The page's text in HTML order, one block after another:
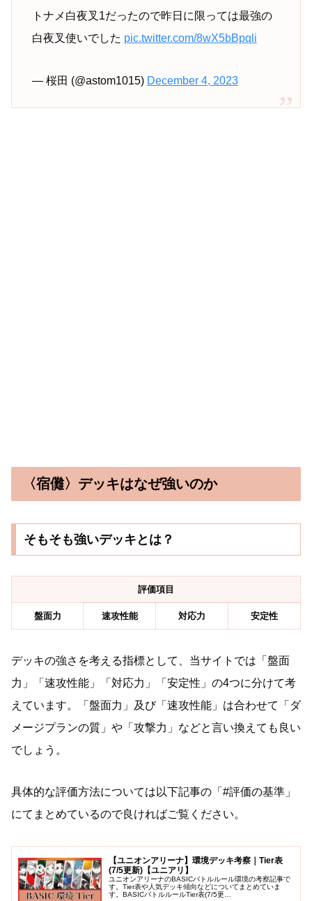
トナメ白夜叉1だったので昨日に限っては最強の
白夜叉使いでした pic.twitter.com/8wX5bBpqli
— 桜田 (@astom1015) December 4, 2023
〈宿儺〉デッキはなぜ強いのか
そもそも強いデッキとは？
評価項目
盤面力 速攻性能 対応力 安定性
デッキの強さを考える指標として、当サイトでは「盤面
力」「速攻性能」「対応力」「安定性」の4つに分けて考
えています。「盤面力」及び「速攻性能」は合わせて「ダ
メージプランの質」や「攻撃力」などと言い換えても良い
でしょう。
具体的な評価方法については以下記事の「#評価の基準」
にてまとめているので良ければご覧ください。
【ユニオンアリーナ】環境デッキ考察｜Tier表
(7/5更新)【ユニアリ】
ユニオンアリーナのBASICバトルルール環境の考察記事で
す。Tier表や人気デッキ傾向などについてまとめていま
す。BASICバトルルールTier表(7/5更